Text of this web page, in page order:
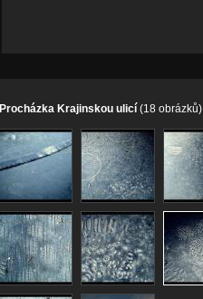
Procházka Krajinskou ulicí (18 obrázků)